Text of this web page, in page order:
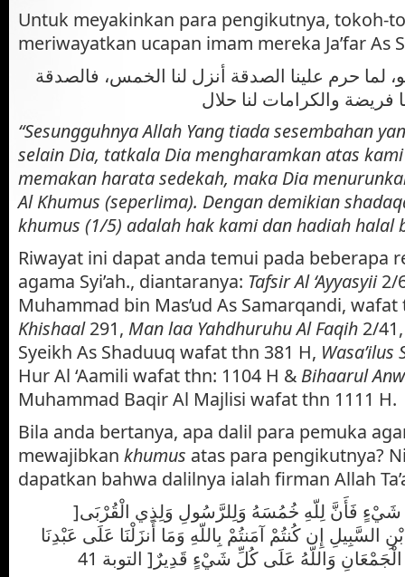
Untuk meyakinkan para pengikutnya, tokoh-
meriwayatkan ucapan imam mereka Ja’far As
لما حرم علينا الصدقة أنزل لنا الخمس، فالصدقة
“Sesungguhnya Allah Yang tiada sesembahan
selain Dia, tatkala Dia mengharamkan atas
memakan harata sedekah, maka Dia
Al Khumus (seperlima). Dengan demikian
khumus (1/5) adalah hak kami dan hadiah halal
Riwayat ini dapat anda temui pada beberapa
agama Syi’ah., diantaranya: Tafsir Al ‘Ayyasyii2/
Muhammad bin Mas’ud As Samarqandi,
Khishaal291, Man laa Yahdhuruhu Al Faqih 2/
Syeikh As Shaduuq wafat thn 381 H, Wasa’ilus
Hur Al ‘Aamili wafat thn: 1104 H & Bihaarul
Muhammad Baqir Al Majlisi wafat thn 1111 H.
Bila anda bertanya, apa dalil para pemuka
mewajibkan khumus atas para pengikutnya?
dapatkan bahwa dalilnya ialah firman Allah
]وَاعْلَمُواْ أَنَّمَا غَنِمْتُم مِّن شَيْءٍ فَأَنَّ لِلّهِ خُمُسَهُ وَلِلرَّسُولِ وَلِذِي الْقُرْبَى
السَّبِيلِ إِن كُنتُمْ آمَنتُمْ بِاللّهِ وَمَا أَنزَلْنَا عَلَى عَبْدِنَا
وَاللّهُ عَلَى كُلِّ شَيْءٍ قَدِيرٌ[ التوبة 41